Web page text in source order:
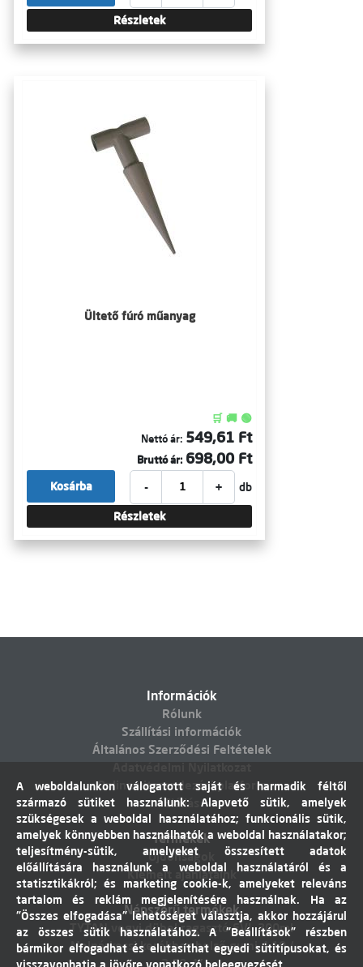
Részletek
Ültető fúró műanyag
🛒 🚚 🟢
Nettó ár: 549,61 Ft
Bruttó ár: 698,00 Ft
- + db
Kosárba
Részletek
Információk
Rólunk
Szállítási információk
Általános Szerződési Feltételek
Online vitarendezési platform
Elállás
Termékek
Újdonságok
Kiemelt ajánlataink
Népszerű termékek
TYTAN vegyi dübel ragasztó EVI. 300ml
Molnárkocsi kerékhez belső gumi 4,10 /
3,50-4"
A weboldalunkon válogatott saját és harmadik féltől
származó sütiket használunk: Alapvető sütik, amelyek
szükségesek a weboldal használatához; funkcionális sütik,
amelyek könnyebben használhatók a weboldal használatakor;
teljesítmény-sütik, amelyeket összesített adatok
előállítására használunk a weboldal használatáról és a
statisztikákról; és marketing cookie-k, amelyeket releváns
tartalom és reklám megjelenítésére használnak. Ha az
"Összes elfogadása" lehetőséget választja, akkor hozzájárul
az összes sütik használatához. A "Beállítások" részben
bármikor elfogadhat és elutasíthat egyedi sütitípusokat, és